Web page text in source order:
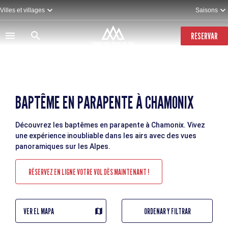
Pasar
al
contenido
principal
Villes et villages Saisons
RESERVAR
BAPTÊME EN PARAPENTE À CHAMONIX
Découvrez les baptêmes en parapente à Chamonix. Vivez
une expérience inoubliable dans les airs avec des vues
panoramiques sur les Alpes.
RÉSERVEZ EN LIGNE VOTRE VOL DÈS MAINTENANT !
VER EL MAPA ORDENAR Y FILTRAR